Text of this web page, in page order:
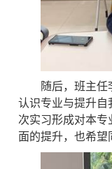
随后，班主任
认识专业与提升自
次实习形成对本专
面的提升，也希望